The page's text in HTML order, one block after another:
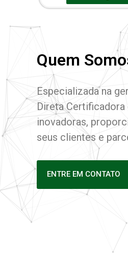
Quem
Especializada na
Direta
inovadoras,
seus clientes e
ENTRE EM CONTATO